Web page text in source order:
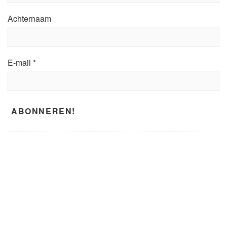
Achternaam
E-mail *